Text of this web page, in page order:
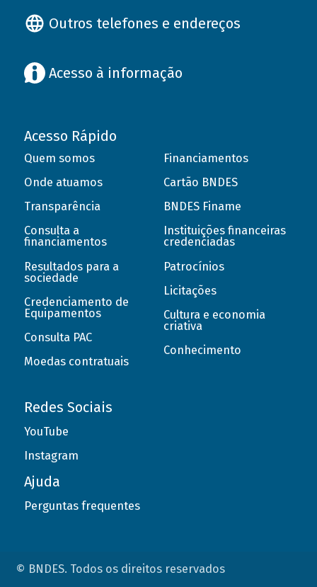
Outros telefones e endereços
Acesso à informação
Acesso Rápido
Quem somos
Onde atuamos
Transparência
Consulta a
financiamentos
Resultados para a
sociedade
Credenciamento de
Equipamentos
Consulta PAC
Moedas contratuais
Financiamentos
Cartão BNDES
BNDES Finame
Instituições financeiras
credenciadas
Patrocínios
Licitações
Cultura e economia
criativa
Conhecimento
Redes Sociais
YouTube
Instagram
Ajuda
Perguntas frequentes
© BNDES. Todos os direitos reservados